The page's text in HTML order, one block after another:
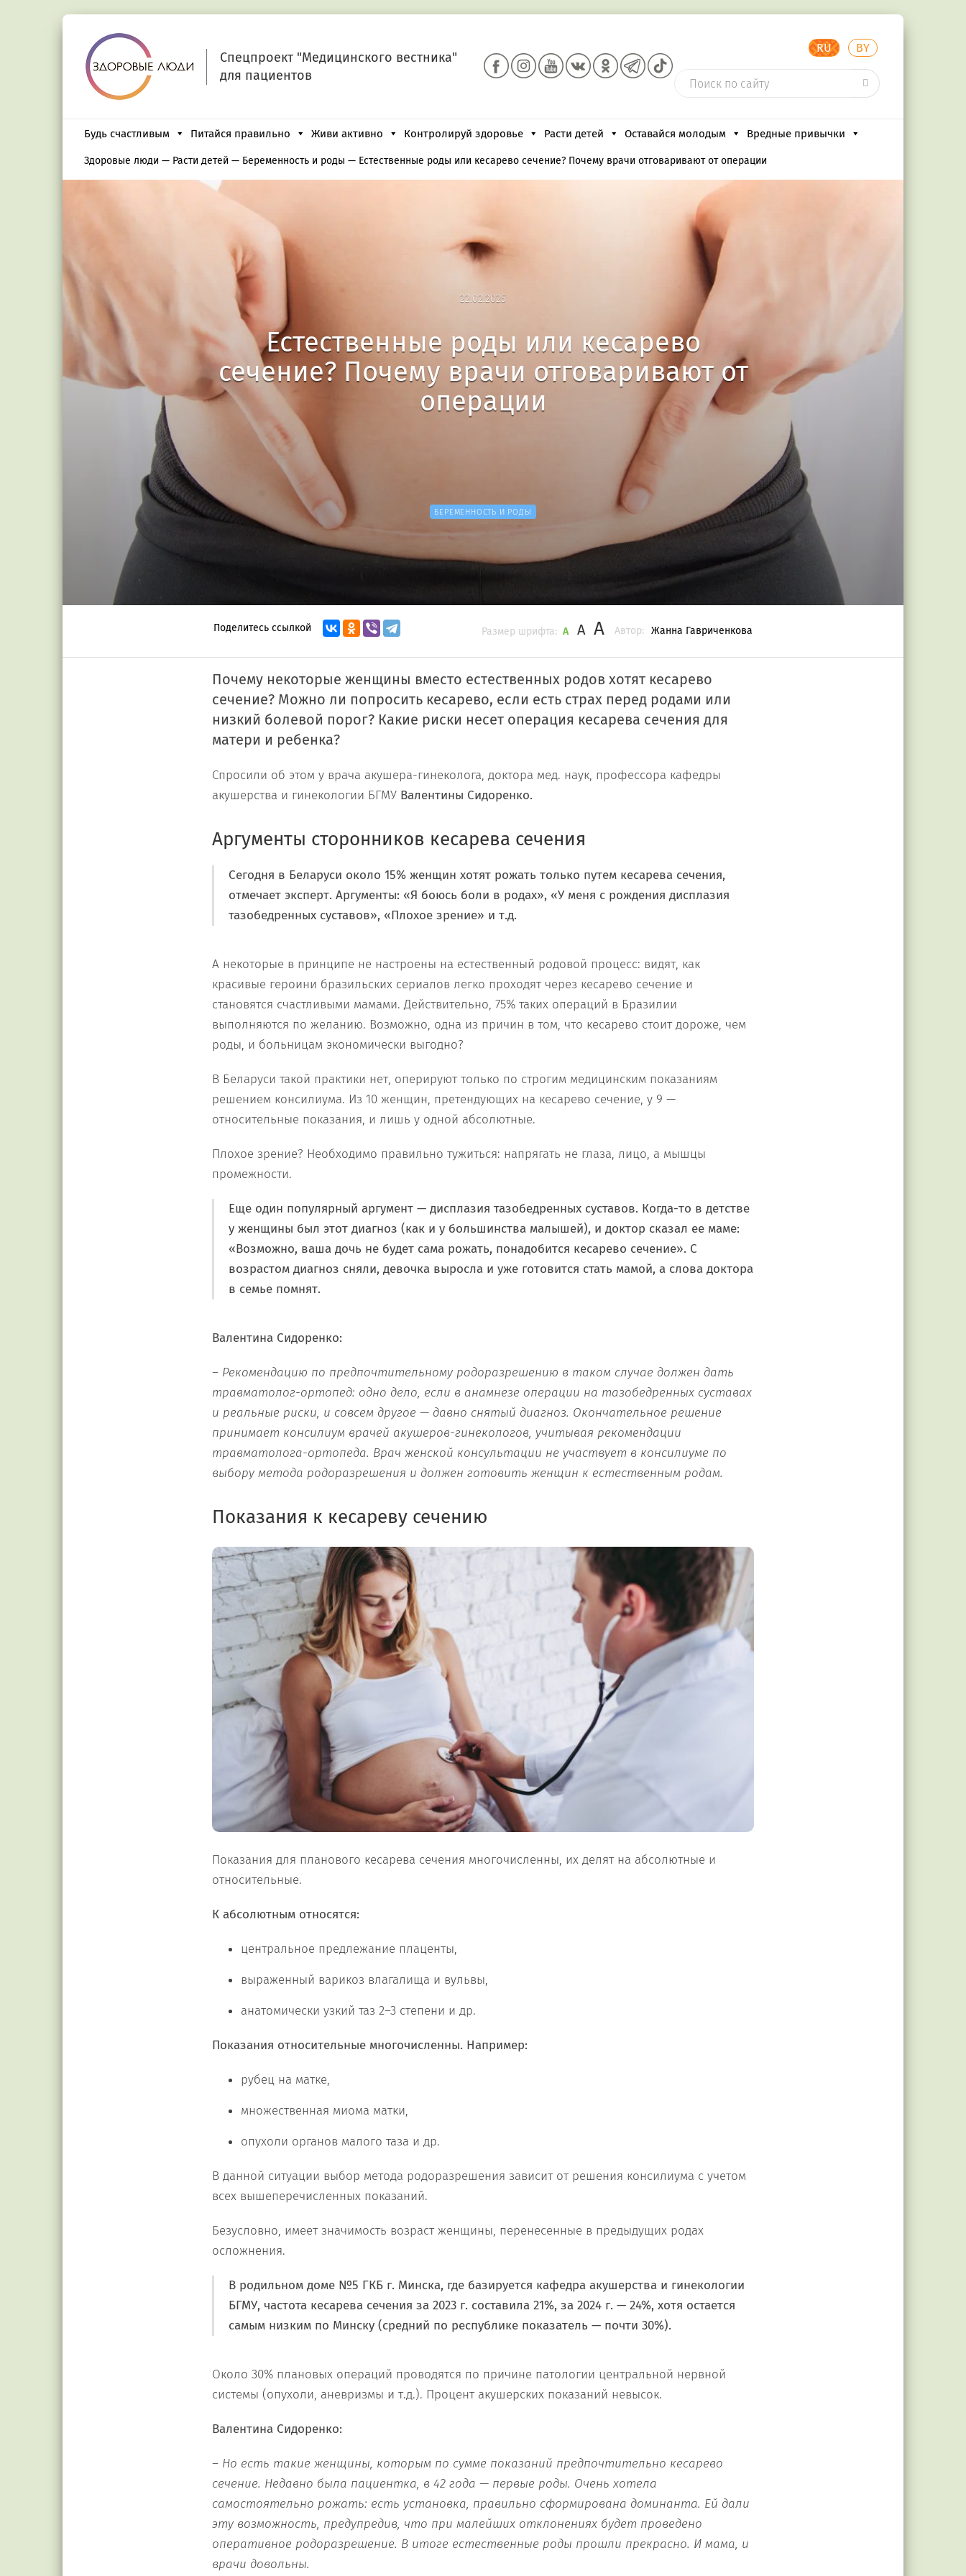
Спецпроект "Медицинского вестника"
для пациентов
RU BY
Будь счастливым Питайся правильно Живи активно Контролируй здоровье Расти детей Оставайся молодым Вредные привычки
Здоровые люди — Расти детей — Беременность и роды — Естественные роды или кесарево сечение? Почему врачи отговаривают от операции
22.02.2025
Естественные роды или кесарево
сечение? Почему врачи отговаривают от
операции
БЕРЕМЕННОСТЬ И РОДЫ
Поделитесь ссылкой Автор: Жанна Гавриченкова
Размер шрифта: A A A
Почему некоторые женщины вместо естественных родов хотят кесарево
сечение? Можно ли попросить кесарево, если есть страх перед родами или
низкий болевой порог? Какие риски несет операция кесарева сечения для
матери и ребенка?
Спросили об этом у врача акушера-гинеколога, доктора мед. наук, профессора кафедры
акушерства и гинекологии БГМУ Валентины Сидоренко.
Аргументы сторонников кесарева сечения
Сегодня в Беларуси около 15% женщин хотят рожать только путем кесарева сечения,
отмечает эксперт. Аргументы: «Я боюсь боли в родах», «У меня с рождения дисплазия
тазобедренных суставов», «Плохое зрение» и т.д.
А некоторые в принципе не настроены на естественный родовой процесс: видят, как
красивые героини бразильских сериалов легко проходят через кесарево сечение и
становятся счастливыми мамами. Действительно, 75% таких операций в Бразилии
выполняются по желанию. Возможно, одна из причин в том, что кесарево стоит дороже, чем
роды, и больницам экономически выгодно?
В Беларуси такой практики нет, оперируют только по строгим медицинским показаниям
решением консилиума. Из 10 женщин, претендующих на кесарево сечение, у 9 —
относительные показания, и лишь у одной абсолютные.
Плохое зрение? Необходимо правильно тужиться: напрягать не глаза, лицо, а мышцы
промежности.
Еще один популярный аргумент — дисплазия тазобедренных суставов. Когда-то в детстве
у женщины был этот диагноз (как и у большинства малышей), и доктор сказал ее маме:
«Возможно, ваша дочь не будет сама рожать, понадобится кесарево сечение». С
возрастом диагноз сняли, девочка выросла и уже готовится стать мамой, а слова доктора
в семье помнят.
Валентина Сидоренко:
– Рекомендацию по предпочтительному родоразрешению в таком случае должен дать
травматолог-ортопед: одно дело, если в анамнезе операции на тазобедренных суставах
и реальные риски, и совсем другое — давно снятый диагноз. Окончательное решение
принимает консилиум врачей акушеров-гинекологов, учитывая рекомендации
травматолога-ортопеда. Врач женской консультации не участвует в консилиуме по
выбору метода родоразрешения и должен готовить женщин к естественным родам.
Показания к кесареву сечению
Показания для планового кесарева сечения многочисленны, их делят на абсолютные и
относительные.
К абсолютным относятся:
центральное предлежание плаценты,
выраженный варикоз влагалища и вульвы,
анатомически узкий таз 2–3 степени и др.
Показания относительные многочисленны. Например:
рубец на матке,
множественная миома матки,
опухоли органов малого таза и др.
В данной ситуации выбор метода родоразрешения зависит от решения консилиума с учетом
всех вышеперечисленных показаний.
Безусловно, имеет значимость возраст женщины, перенесенные в предыдущих родах
осложнения.
В родильном доме №5 ГКБ г. Минска, где базируется кафедра акушерства и гинекологии
БГМУ, частота кесарева сечения за 2023 г. составила 21%, за 2024 г. — 24%, хотя остается
самым низким по Минску (средний по республике показатель — почти 30%).
Около 30% плановых операций проводятся по причине патологии центральной нервной
системы (опухоли, аневризмы и т.д.). Процент акушерских показаний невысок.
Валентина Сидоренко:
– Но есть такие женщины, которым по сумме показаний предпочтительно кесарево
сечение. Недавно была пациентка, в 42 года — первые роды. Очень хотела
самостоятельно рожать: есть установка, правильно сформирована доминанта. Ей дали
эту возможность, предупредив, что при малейших отклонениях будет проведено
оперативное родоразрешение. В итоге естественные роды прошли прекрасно. И мама, и
врачи довольны.